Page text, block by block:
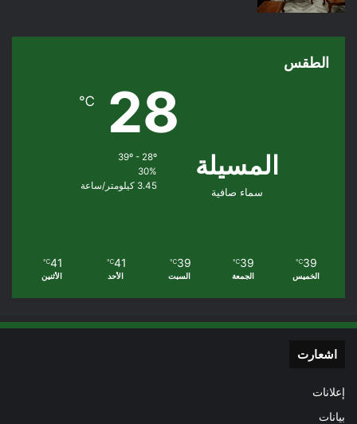
الطقس
المسيلة
سماء صافية
28
℃
39º - 28º
30%
3.45 كيلومتر/ساعة
39
℃
الخميس
39
℃
الجمعة
39
℃
السبت
41
℃
الأحد
41
℃
الأثنين
اشعارت
إعلانات
بيانات